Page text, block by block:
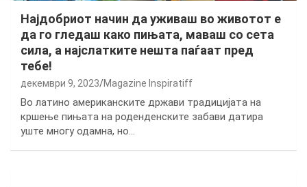
Најдобриот начин да уживаш во животот е
да го гледаш како пињата, маваш со сета
сила, а најслатките нешта паѓаат пред
тебе!
декември 9, 2023 Magazine Inspiratiff
Во латино американските држави традицијата на
кршење пињата на роденденските забави датира
уште многу одамна, но…